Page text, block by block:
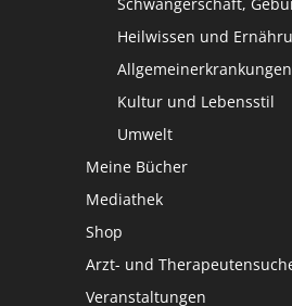
Heilwissen und
Kultur und Lebensstil
Umwelt
Meine Bücher
Mediathek
Shop
Arzt- und
Veranstaltungen